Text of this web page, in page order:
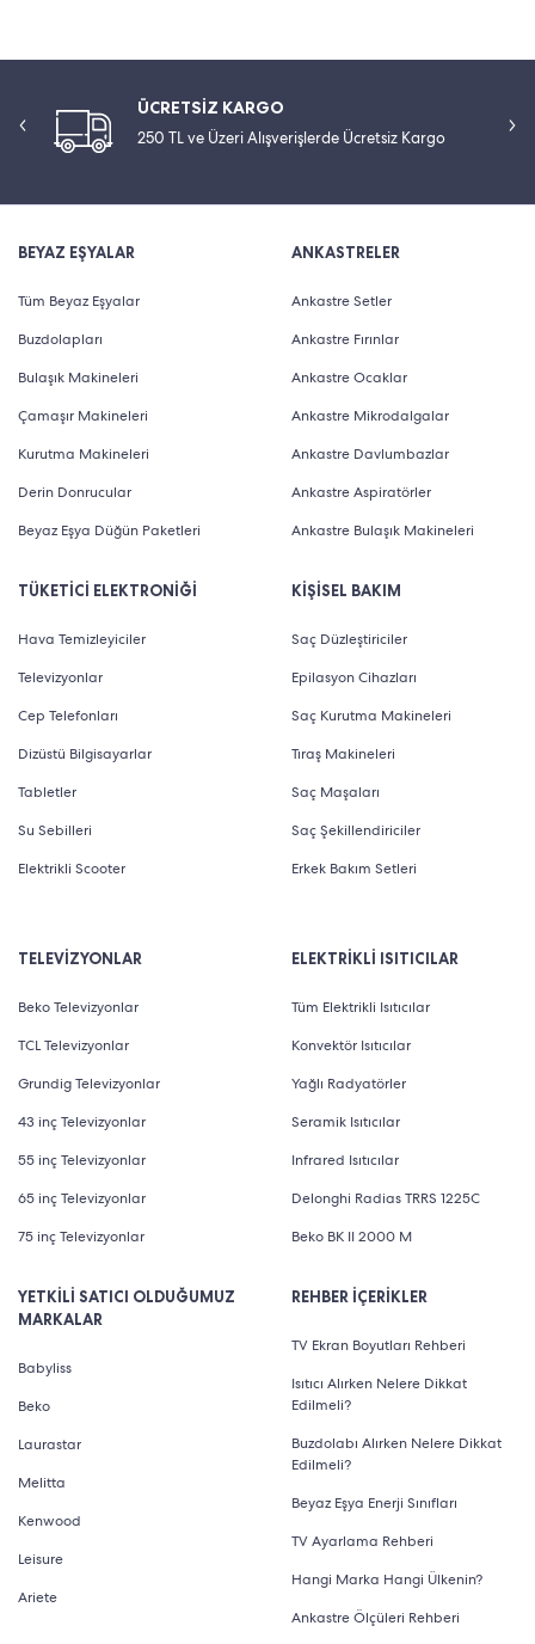
ÜCRETSİZ KARGO
250 TL ve Üzeri Alışverişlerde Ücretsiz Kargo
BEYAZ EŞYALAR
Tüm Beyaz Eşyalar
Buzdolapları
Bulaşık Makineleri
Çamaşır Makineleri
Kurutma Makineleri
Derin Donrucular
Beyaz Eşya Düğün Paketleri
TÜKETİCİ ELEKTRONİĞİ
Hava Temizleyiciler
Televizyonlar
Cep Telefonları
Dizüstü Bilgisayarlar
Tabletler
Su Sebilleri
Elektrikli Scooter
ANKASTRELER
Ankastre Setler
Ankastre Fırınlar
Ankastre Ocaklar
Ankastre Mikrodalgalar
Ankastre Davlumbazlar
Ankastre Aspiratörler
Ankastre Bulaşık Makineleri
KİŞİSEL BAKIM
Saç Düzleştiriciler
Epilasyon Cihazları
Saç Kurutma Makineleri
Tıraş Makineleri
Saç Maşaları
Saç Şekillendiriciler
Erkek Bakım Setleri
TELEVİZYONLAR
Beko Televizyonlar
TCL Televizyonlar
Grundig Televizyonlar
43 inç Televizyonlar
55 inç Televizyonlar
65 inç Televizyonlar
75 inç Televizyonlar
YETKİLİ SATICI OLDUĞUMUZ
MARKALAR
Babyliss
Beko
Laurastar
Melitta
Kenwood
Leisure
Ariete
ELEKTRİKLİ ISITICILAR
Tüm Elektrikli Isıtıcılar
Konvektör Isıtıcılar
Yağlı Radyatörler
Seramik Isıtıcılar
Infrared Isıtıcılar
Delonghi Radias TRRS 1225C
Beko BK II 2000 M
REHBER İÇERİKLER
TV Ekran Boyutları Rehberi
Isıtıcı Alırken Nelere Dikkat
Edilmeli?
Buzdolabı Alırken Nelere Dikkat
Edilmeli?
Beyaz Eşya Enerji Sınıfları
TV Ayarlama Rehberi
Hangi Marka Hangi Ülkenin?
Ankastre Ölçüleri Rehberi